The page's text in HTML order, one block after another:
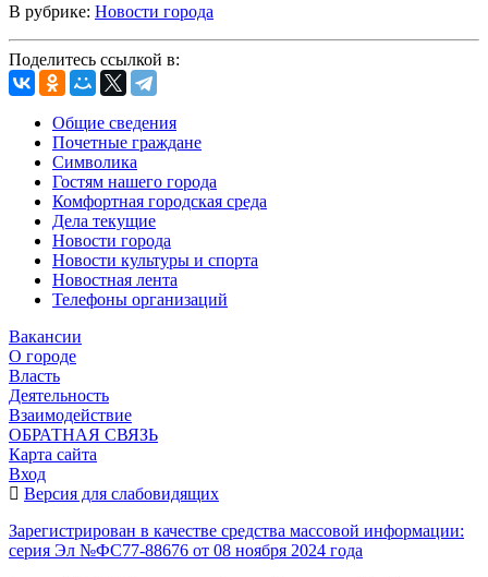
В рубрике: Новости города
Поделитесь ссылкой в:
Общие сведения
Почетные граждане
Символика
Гостям нашего города
Комфортная городская среда
Дела текущие
Новости города
Новости культуры и спорта
Новостная лента
Телефоны организаций
Вакансии
О городе
Власть
Деятельность
Взаимодействие
ОБРАТНАЯ СВЯЗЬ
Карта сайта
Вход
Версия для слабовидящих
Зарегистрирован в качестве средства массовой информации:
серия Эл №ФС77-88676 от 08 ноября 2024 года